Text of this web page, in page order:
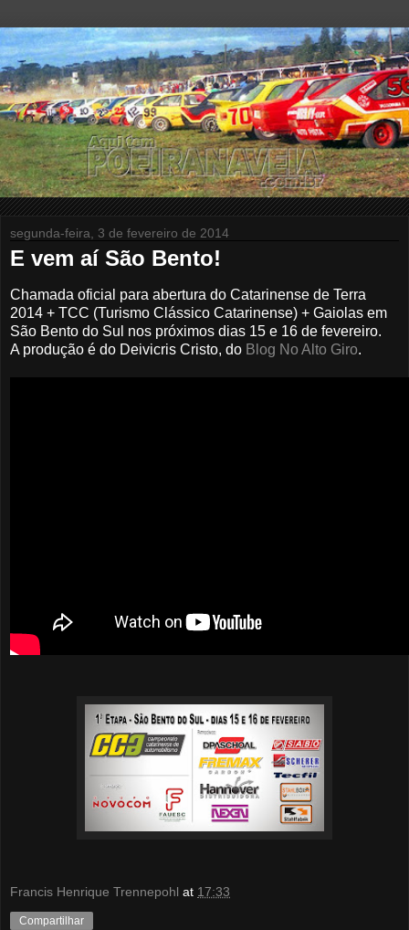
segunda-feira, 3 de fevereiro de 2014
E vem aí São Bento!
Chamada oficial para abertura do Catarinense de Terra
2014 + TCC (Turismo Clássico Catarinense) + Gaiolas em
São Bento do Sul nos próximos dias 15 e 16 de fevereiro.
A produção é do Deivicris Cristo, do Blog No Alto Giro.
Francis Henrique Trennepohl at 17:33
Compartilhar